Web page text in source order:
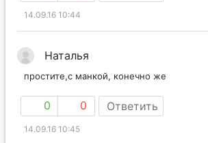
14.09.16 10:44
Наталья
простите,с манкой, конечно же
0 0 Ответить
14.09.16 10:45